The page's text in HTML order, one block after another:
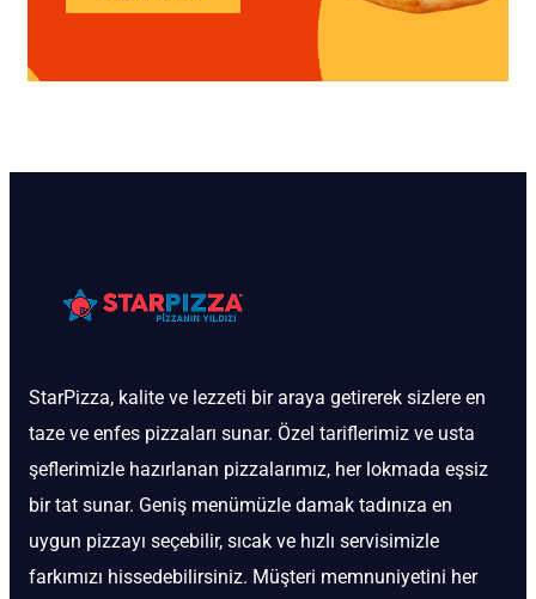
StarPizza, kalite ve lezzeti bir araya getirerek sizlere en
taze ve enfes pizzaları sunar. Özel tariflerimiz ve usta
şeflerimizle hazırlanan pizzalarımız, her lokmada eşsiz
bir tat sunar. Geniş menümüzle damak tadınıza en
uygun pizzayı seçebilir, sıcak ve hızlı servisimizle
farkımızı hissedebilirsiniz. Müşteri memnuniyetini her